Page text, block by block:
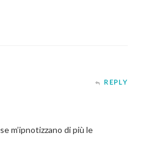
REPLY
m’ipnotizzano di più le